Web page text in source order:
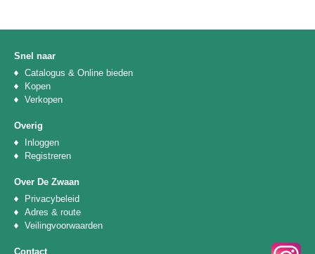
Snel naar
Catalogus & Online bieden
Kopen
Verkopen
Overig
Inloggen
Registreren
Over De Zwaan
Privacybeleid
Adres & route
Veilingvoorwaarden
Contact